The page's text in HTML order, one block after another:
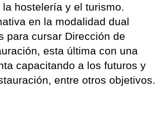
hostelería y el turismo.
en la modalidad dual
para cursar Dirección de
esta última con una
capacitando a los futuros y
entre otros objetivos.